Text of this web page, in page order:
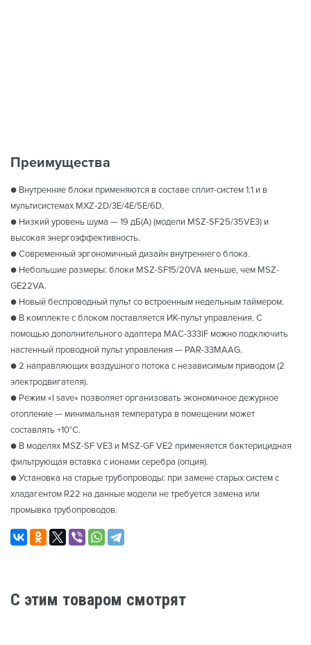
Преимущества
● Внутренние блоки применяются в составе сплит-систем 1:1 и в
мультисистемах MXZ-2D/3E/4E/5E/6D.
● Низкий уровень шума — 19 дБ(А) (модели MSZ-SF25/35VE3) и
высокая энергоэффективность.
● Современный эргономичный дизайн внутреннего блока.
● Небольшие размеры: блоки MSZ-SF15/20VA меньше, чем MSZ-
GE22VA.
● Новый беспроводный пульт со встроенным недельным таймером.
● В комплекте с блоком поставляется ИК-пульт управления. С
помощью дополнительного адаптера MAC-333IF можно подключить
настенный проводной пульт управления — PAR-33MAAG.
● 2 направляющих воздушного потока с независимым приводом (2
электродвигателя).
● Режим «I save» позволяет организовать экономичное дежурное
отопление — минимальная температура в помещении может
составлять +10°С.
● В моделях MSZ-SF VE3 и MSZ-GF VE2 применяется бактерицидная
фильтрующая вставка с ионами серебра (опция).
● Установка на старые трубопроводы: при замене старых систем с
хладагентом R22 на данные модели не требуется замена или
промывка трубопроводов.
C этим товаром смотрят